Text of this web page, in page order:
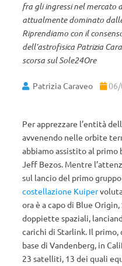
fra gli ingressi nel mercato
attualmente dominato
Riprendiamo con il
dell’astrofisica Patrizia
scorsa sul Sole24Ore
Patrizia Caraveo
Per apprezzare l’entità
avvenendo nelle orbite
abbiamo assistito al primo
Jeff Bezos. Mentre
sul lancio del primo
costellazione Kuiper
ora è a capo di Blue
doppiette spaziali,
carichi di Starlink. Il
base di Vandenberg, in
23 satelliti, 13 dei quali